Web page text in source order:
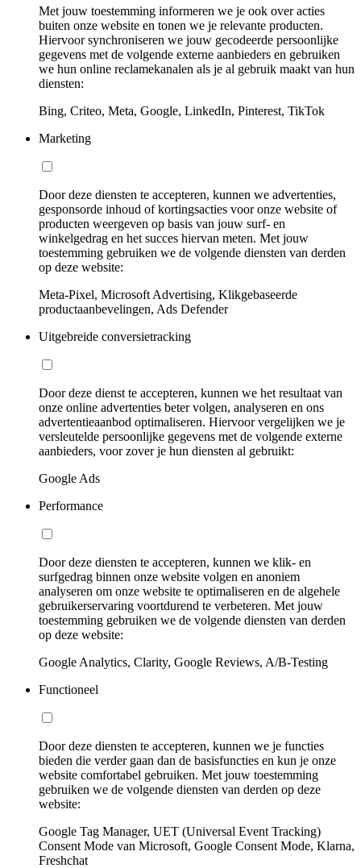
Met jouw toestemming informeren we je ook over acties
buiten onze website en tonen we je relevante producten.
Hiervoor synchroniseren we jouw gecodeerde persoonlijke
gegevens met de volgende externe aanbieders en gebruiken
we hun online reclamekanalen als je al gebruik maakt van hun
diensten:
Bing, Criteo, Meta, Google, LinkedIn, Pinterest, TikTok
Marketing
Door deze diensten te accepteren, kunnen we advertenties,
gesponsorde inhoud of kortingsacties voor onze website of
producten weergeven op basis van jouw surf- en
winkelgedrag en het succes hiervan meten. Met jouw
toestemming gebruiken we de volgende diensten van derden
op deze website:
Meta-Pixel, Microsoft Advertising, Klikgebaseerde
productaanbevelingen, Ads Defender
Uitgebreide conversietracking
Door deze dienst te accepteren, kunnen we het resultaat van
onze online advertenties beter volgen, analyseren en ons
advertentieaanbod optimaliseren. Hiervoor vergelijken we je
versleutelde persoonlijke gegevens met de volgende externe
aanbieders, voor zover je hun diensten al gebruikt:
Google Ads
Performance
Door deze diensten te accepteren, kunnen we klik- en
surfgedrag binnen onze website volgen en anoniem
analyseren om onze website te optimaliseren en de algehele
gebruikerservaring voortdurend te verbeteren. Met jouw
toestemming gebruiken we de volgende diensten van derden
op deze website:
Google Analytics, Clarity, Google Reviews, A/B-Testing
Functioneel
Door deze diensten te accepteren, kunnen we je functies
bieden die verder gaan dan de basisfuncties en kun je onze
website comfortabel gebruiken. Met jouw toestemming
gebruiken we de volgende diensten van derden op deze
website:
Google Tag Manager, UET (Universal Event Tracking)
Consent Mode van Microsoft, Google Consent Mode, Klarna,
Freshchat